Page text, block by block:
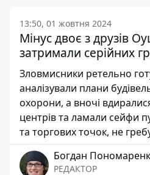
13:50, 01 жовтня 2024
Мінус двоє з друзів
затримали серійних
Зловмисники ретельно
аналізували плани
охорони, а вночі
центрів та ламали сейфи
та торгових точок, не
Богдан
РЕДАКТОР